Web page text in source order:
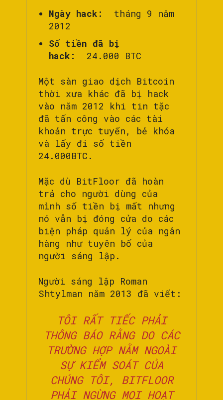
Ngày hack:
tháng 9 năm
2012
Số tiền đã bị
hack:
24.000 BTC
Một sàn giao dịch Bitcoin
thời xưa khác đã bị hack
vào năm 2012 khi tin tặc
đã tấn công vào các tài
khoản trực tuyến, bẻ khóa
và lấy đi số tiền
24.000BTC.
Mặc dù BitFloor đã hoàn
trả cho người dùng của
mình số tiền bị mất nhưng
nó vẫn bị đóng cửa do các
biện pháp quản lý của ngân
hàng như tuyên bố của
người sáng lập.
Người sáng lập Roman
Shtylman năm 2013 đã viết:
TÔI RẤT TIẾC PHẢI
THÔNG BÁO RẰNG DO CÁC
TRƯỜNG HỢP NẰM NGOÀI
SỰ KIỂM SOÁT CỦA
CHÚNG TÔI, BITFLOOR
PHẢI NGỪNG MỌI HOẠT